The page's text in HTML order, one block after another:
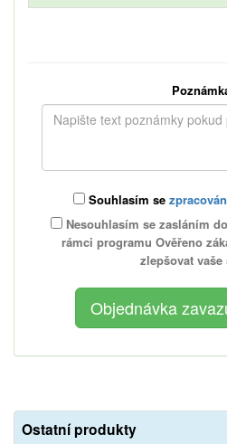
Souhlasím se
Nesouhlasím se zasláním
rámci programu Ověřeno
zlepšovat vaše
Ostatní produkty